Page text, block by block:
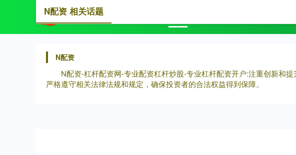
N配资
N配资-杠杆配资网-专业配资杠杆炒股-专业杠杆配资开户:注重创新和
严格遵守相关法律法规和规定，确保投资者的合法权益得到保障。
N配资 相关话题